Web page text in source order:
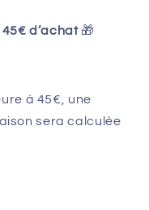
d’achat🎁
à 45€, une
sera calculée